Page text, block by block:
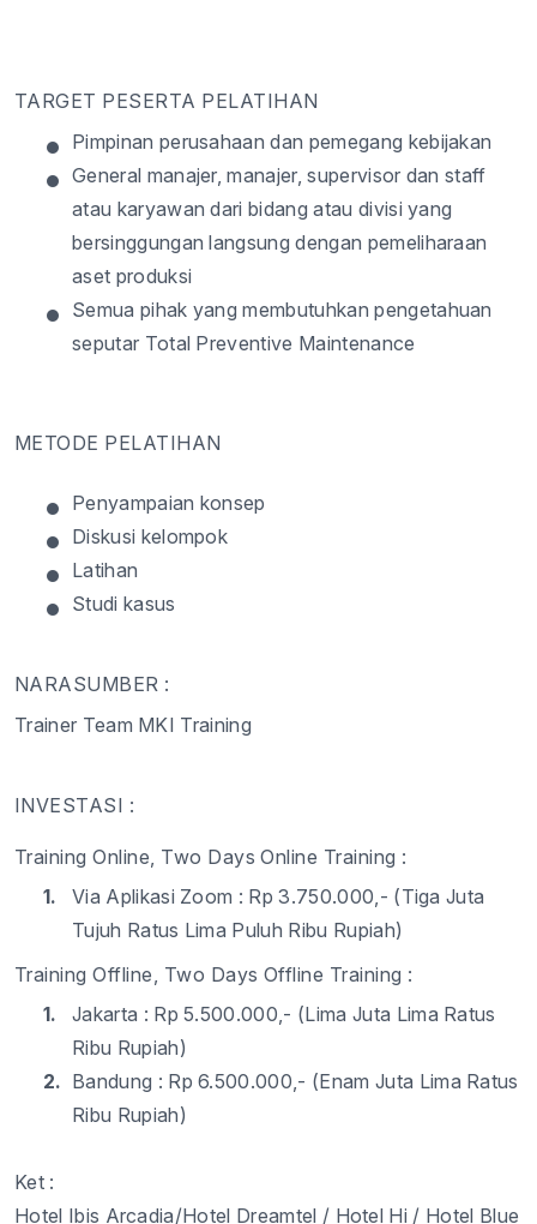
TARGET PESERTA PELATIHAN
• Pimpinan perusahaan dan pemegang kebijakan
• General manajer, manajer, supervisor dan staff
atau karyawan dari bidang atau divisi yang
bersinggungan langsung dengan pemeliharaan
aset produksi
• Semua pihak yang membutuhkan pengetahuan
seputar Total Preventive Maintenance
METODE PELATIHAN
• Penyampaian konsep
• Diskusi kelompok
• Latihan
• Studi kasus
NARASUMBER :
Trainer Team MKI Training
INVESTASI :
Training Online, Two Days Online Training :
1.
Via Aplikasi Zoom : Rp 3.750.000,- (Tiga Juta
Tujuh Ratus Lima Puluh Ribu Rupiah)
Training Offline, Two Days Offline Training :
1.
Jakarta : Rp 5.500.000,- (Lima Juta Lima Ratus
Ribu Rupiah)
2. Bandung : Rp 6.500.000,- (Enam Juta Lima Ratus
Ribu Rupiah)
Ket :
Hotel Ibis Arcadia/Hotel Dreamtel / Hotel Hi / Hotel Blue